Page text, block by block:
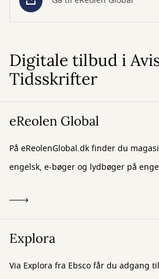
Digitale tilbud i
Tidsskrifter
eReolen Global
På eReolenGlobal.dk finder du
engelsk, e-bøger og lydbøger på
Explora
Via Explora fra Ebsco får du adgang